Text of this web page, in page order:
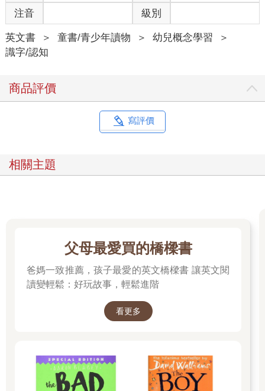
注音 級別
英文書 ＞ 童書/青少年讀物 ＞ 幼兒概念學習
＞
識字/認知
商品評價
寫評價
相關主題
父母最愛買的橋樑書
爸媽一致推薦，孩子最愛的英文橋樑書 讓英文閱
讀變輕鬆：好玩故事，輕鬆進階
看更多